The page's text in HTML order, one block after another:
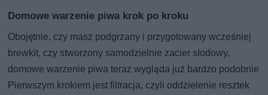
Domowe warzenie piwa krok po kroku
Obojętnie, czy masz podgrzany i przygotowany wcześniej
brewkit, czy stworzony samodzielnie zacier słodowy,
domowe warzenie piwa teraz wygląda już bardzo podobnie
Pierwszym krokiem jest filtracja, czyli oddzielenie resztek